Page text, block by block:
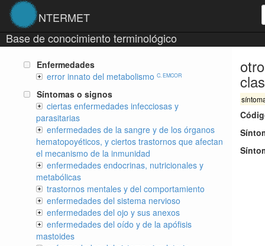
NTERMET
Base de conocimiento terminológico
Enfermedades
error innato del metabolismo C. EMCOR
Síntomas o signos
ciertas enfermedades infecciosas y
parasitarias
enfermedades de la sangre y de los órganos
hematopoyéticos, y ciertos trastornos que afectan
el mecanismo de la inmunidad
enfermedades endocrinas, nutricionales y
metabólicas
trastornos mentales y del comportamiento
enfermedades del sistema nervioso
enfermedades del ojo y sus anexos
enfermedades del oído y de la apófisis
mastoides